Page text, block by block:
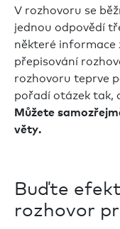
V rozhovoru se
jednou odpovědí
některé informace
přepisování
rozhovoru teprve
pořadí otázek tak,
Můžete
věty.
Buďte
rozhovor